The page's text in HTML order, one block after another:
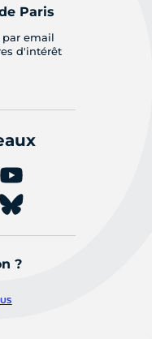
Paris
par email
d'intérêt
?